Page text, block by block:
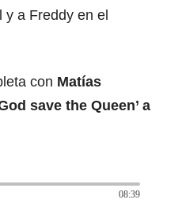
y a Freddy en el
con Matías
save the Queen’ a
08:39